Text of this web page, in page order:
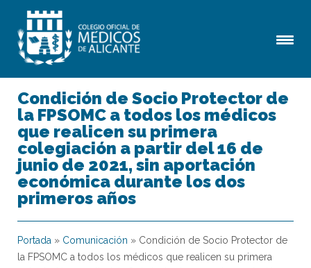
Condición de Socio Protector de
la FPSOMC a todos los médicos
que realicen su primera
colegiación a partir del 16 de
junio de 2021, sin aportación
económica durante los dos
primeros años
Portada » Comunicación » Condición de Socio Protector de
la FPSOMC a todos los médicos que realicen su primera